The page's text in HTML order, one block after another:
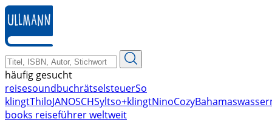
zum
Hauptinhalt
springen
häufig gesucht
reisesoundbuchrätselsteuerSo
klingtThiloJANOSCHSyltso+klingtNinoCozyBahamas
books reiseführer weltweit